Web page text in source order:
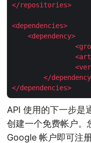
</repositories>
<dependencies>
<dependency>
<
<
<
</dependency
</dependencies>
API 使用的下一步是
创建一个免费帐户
Google 帐户即可注